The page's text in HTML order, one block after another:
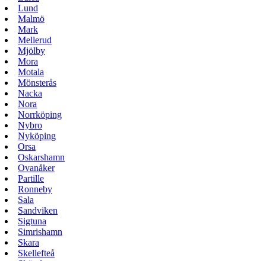
Lund
Malmö
Mark
Mellerud
Mjölby
Mora
Motala
Mönsterås
Nacka
Nora
Norrköping
Nybro
Nyköping
Orsa
Oskarshamn
Ovanåker
Partille
Ronneby
Sala
Sandviken
Sigtuna
Simrishamn
Skara
Skellefteå